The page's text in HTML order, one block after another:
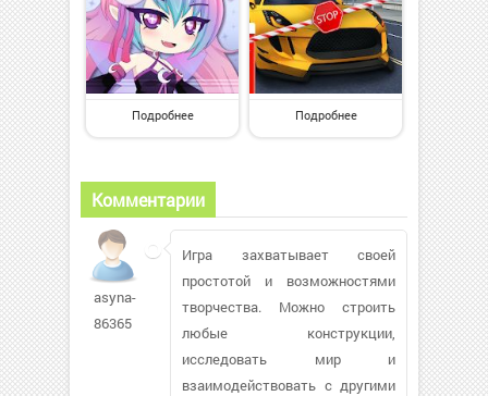
Подробнее Подробнее
Комментарии
asyna-
86365
Игра захватывает своей
простотой и возможностями
творчества. Можно строить
любые конструкции,
исследовать мир и
взаимодействовать с другими